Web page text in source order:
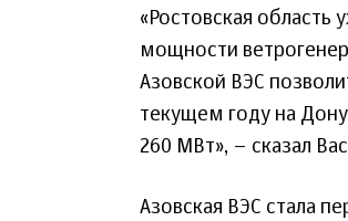
«Ростовская область
мощности
Азовской ВЭС
текущем году на
260 МВт», – сказал
Азовская ВЭС стала